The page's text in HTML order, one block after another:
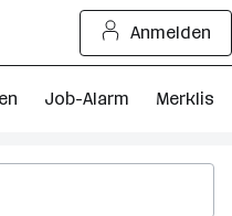
Anmelden
Job-Alarm Merkliste